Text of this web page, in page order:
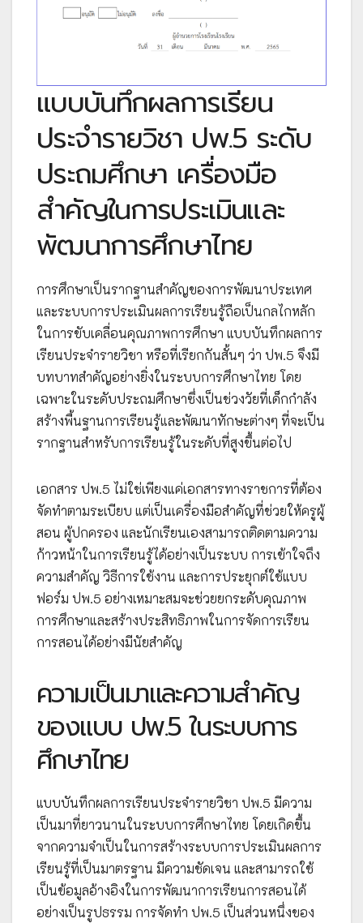
แบบบันทึกผลการเรียน
ประจำรายวิชา ปพ.5 ระดับ
ประถมศึกษา เครื่องมือ
สำคัญในการประเมินและ
พัฒนาการศึกษาไทย
การศึกษาเป็นรากฐานสำคัญของการพัฒนาประเทศ
และระบบการประเมินผลการเรียนรู้ถือเป็นกลไกหลัก
ในการขับเคลื่อนคุณภาพการศึกษา แบบบันทึกผลการ
เรียนประจำรายวิชา หรือที่เรียกกันสั้นๆ ว่า ปพ.5 จึงมี
บทบาทสำคัญอย่างยิ่งในระบบการศึกษาไทย โดย
เฉพาะในระดับประถมศึกษาซึ่งเป็นช่วงวัยที่เด็กกำลัง
สร้างพื้นฐานการเรียนรู้และพัฒนาทักษะต่างๆ ที่จะเป็น
รากฐานสำหรับการเรียนรู้ในระดับที่สูงขึ้นต่อไป
เอกสาร ปพ.5 ไม่ใช่เพียงแค่เอกสารทางราชการที่ต้อง
จัดทำตามระเบียบ แต่เป็นเครื่องมือสำคัญที่ช่วยให้ครูผู้
สอน ผู้ปกครอง และนักเรียนเองสามารถติดตามความ
ก้าวหน้าในการเรียนรู้ได้อย่างเป็นระบบ การเข้าใจถึง
ความสำคัญ วิธีการใช้งาน และการประยุกต์ใช้แบบ
ฟอร์ม ปพ.5 อย่างเหมาะสมจะช่วยยกระดับคุณภาพ
การศึกษาและสร้างประสิทธิภาพในการจัดการเรียน
การสอนได้อย่างมีนัยสำคัญ
ความเป็นมาและความสำคัญ
ของแบบ ปพ.5 ในระบบการ
ศึกษาไทย
แบบบันทึกผลการเรียนประจำรายวิชา ปพ.5 มีความ
เป็นมาที่ยาวนานในระบบการศึกษาไทย โดยเกิดขึ้น
จากความจำเป็นในการสร้างระบบการประเมินผลการ
เรียนรู้ที่เป็นมาตรฐาน มีความชัดเจน และสามารถใช้
เป็นข้อมูลอ้างอิงในการพัฒนาการเรียนการสอนได้
อย่างเป็นรูปธรรม การจัดทำ ปพ.5 เป็นส่วนหนึ่งของ